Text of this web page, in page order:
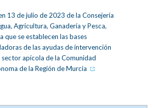
13 de julio de 2023 de la Consejería
Agricultura, Ganadería y Pesca,
que se establecen las bases
de las ayudas de intervención
sector apícola de la Comunidad
de la Región de Murcia